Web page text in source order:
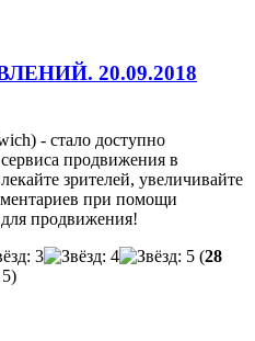
20.09.2018
- стало доступно
продвижения в
зрителей, увеличивайте
при помощи
продвижения!
(28